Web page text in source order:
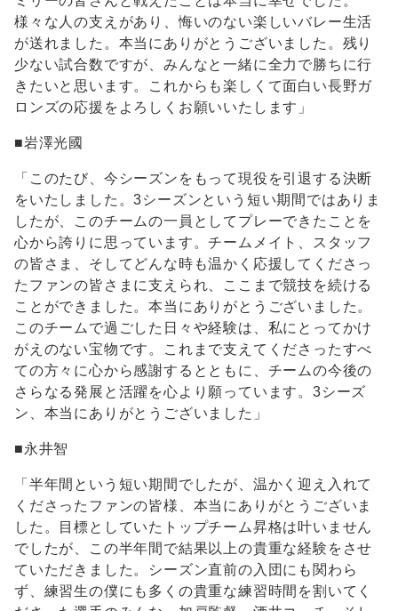
様々な人の支えがあり、悔いのない楽しいバレー生活
が送れました。本当にありがとうございました。残り
少ない試合数ですが、みんなと一緒に全力で勝ちに行
きたいと思います。これからも楽しくて面白い長野ガ
ロンズの応援をよろしくお願いいたします」
■岩澤光國
「このたび、今シーズンをもって現役を引退する決断
をいたしました。3シーズンという短い期間ではありま
したが、このチームの一員としてプレーできたことを
心から誇りに思っています。チームメイト、スタッフ
の皆さま、そしてどんな時も温かく応援してくださっ
たファンの皆さまに支えられ、ここまで競技を続ける
ことができました。本当にありがとうございました。
このチームで過ごした日々や経験は、私にとってかけ
がえのない宝物です。これまで支えてくださったすべ
ての方々に心から感謝するとともに、チームの今後の
さらなる発展と活躍を心より願っています。3シーズ
ン、本当にありがとうございました」
■永井智
「半年間という短い期間でしたが、温かく迎え入れて
くださったファンの皆様、本当にありがとうございま
した。目標としていたトップチーム昇格は叶いません
でしたが、この半年間で結果以上の貴重な経験をさせ
ていただきました。シーズン直前の入団にも関わら
ず、練習生の僕にも多くの貴重な練習時間を割いてく